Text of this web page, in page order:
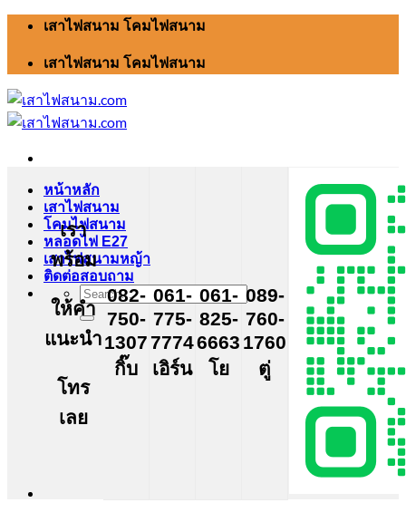
Skip
content
เสาไฟสนาม โคมไฟสนาม
เสาไฟสนาม โคมไฟสนาม
หน้าหลัก
เสาไฟสนาม
โคมไฟสนาม
หลอดไฟ E27
เสาไฟสนามหญ้า
ติดต่อสอบถาม
Search
for:
เรา
พร้อม
ให้คำ
แนะนำ
โทร
เลย
082-
750-
1307
กิ๊บ
061-
775-
7774
เอิร์น
061-
825-
6663
โย
089-
760-
1760
ตู่